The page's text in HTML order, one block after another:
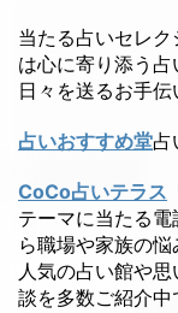
当たる占いセレク
は心に寄り添う
日々を送るお手伝
占いおすすめ堂占
CoCo占いテラス
テーマに当たる
ら職場や家族の悩
人気の占い館や
談を多数ご紹介中